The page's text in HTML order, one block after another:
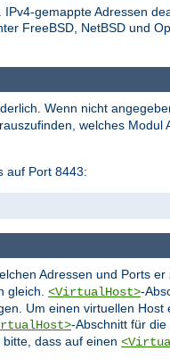
gemappte Adressen
FreeBSD, NetBSD und
Wenn nicht
welches Modul
auf Port 8443:
Adressen und Ports
gleich. <VirtualHost>-
Um einen virtuellen
-Abschnitt für
dass auf einen